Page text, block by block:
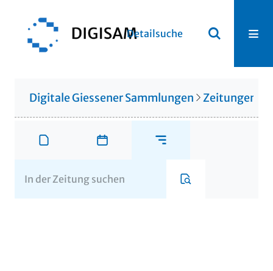
Detailsuche
Digitale Giessener Sammlungen Zeitungen